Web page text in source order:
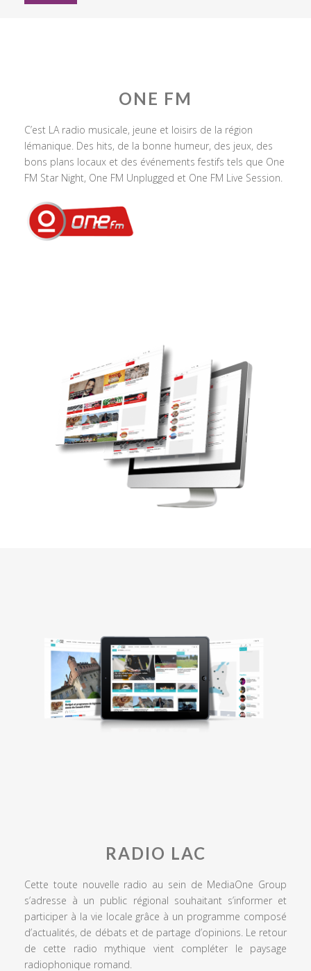
ONE FM
C’est LA radio musicale, jeune et loisirs de la région
lémanique. Des hits, de la bonne humeur, des jeux, des
bons plans locaux et des événements festifs tels que One
FM Star Night, One FM Unplugged et One FM Live Session.
RADIO LAC
Cette toute nouvelle radio au sein de MediaOne Group
s’adresse à un public régional souhaitant s’informer et
participer à la vie locale grâce à un programme composé
d’actualités, de débats et de partage d’opinions. Le retour
de cette radio mythique vient compléter le paysage
radiophonique romand.